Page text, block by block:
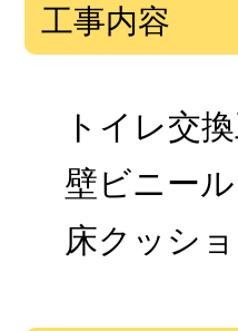
工事内容
トイレ交
壁ビニー
床クッシ